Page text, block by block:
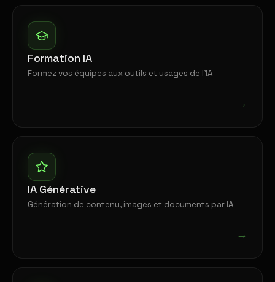
Formation IA
Formez vos équipes aux outils et usages de l'IA
→
IA Générative
Génération de contenu, images et documents par IA
→